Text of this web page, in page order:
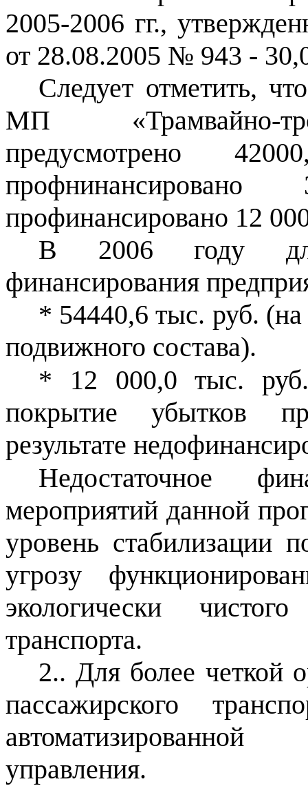
2005-2006 гг.,
от 28.08.2005 № 943 -
Следует отметить,
МП «Трамвайно-
предусмотрено
профинансировано 12
В 2006 году для
финансирования
* 54440,6 тыс. руб. (на
подвижного состава).
* 12 000,0 тыc.
покрытие убытков
результате
Недостаточное
мероприятий данной
уровень стабилизации
угрозу
экологически
транспорта.
2.. Для более четкой
пассажирского
управления.